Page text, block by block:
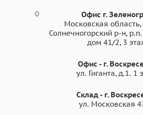
Офис г.
Московская
Солнечногорский р-н,
дом 41/2, 3
Офис - г.
ул. Гиганта, д.1. 1
Склад - г.
ул. Московская